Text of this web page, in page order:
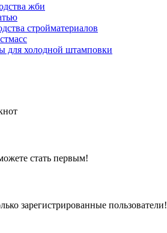
жби
стройматериалов
для холодной штамповки
стать первым!
зарегистрированные пользователи!